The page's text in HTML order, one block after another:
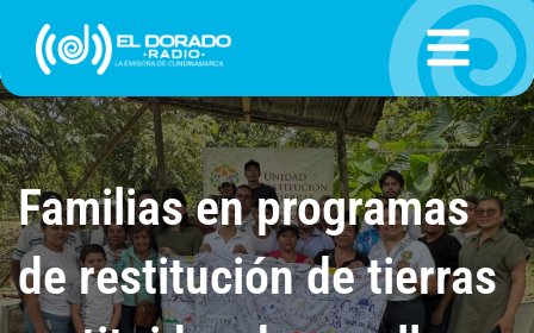
contenido
Familias en programas
de restitución de tierras